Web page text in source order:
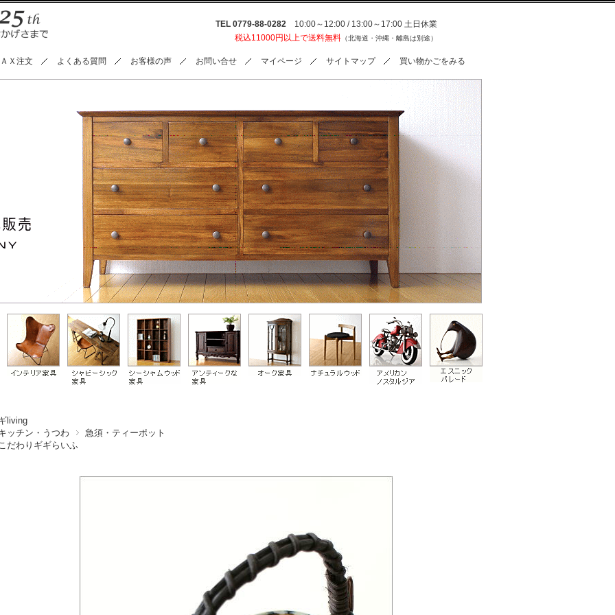
TEL 0779-88-0282 10:00～12:00 / 13:00～17:00 土日休業
税込11000円以上で送料無料 （北海道・沖縄・離島は別途）
Ｘ注文 よくある質問 お客様の声 お問い合せ マイページ サイトマップ 買い物かごをみる
living
ッチン・うつわ
急須・ティーポット
だわりギギらいふ